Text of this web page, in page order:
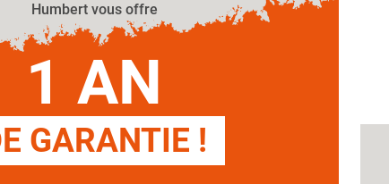
Humbert vous offre
1 AN
GARANTIE !